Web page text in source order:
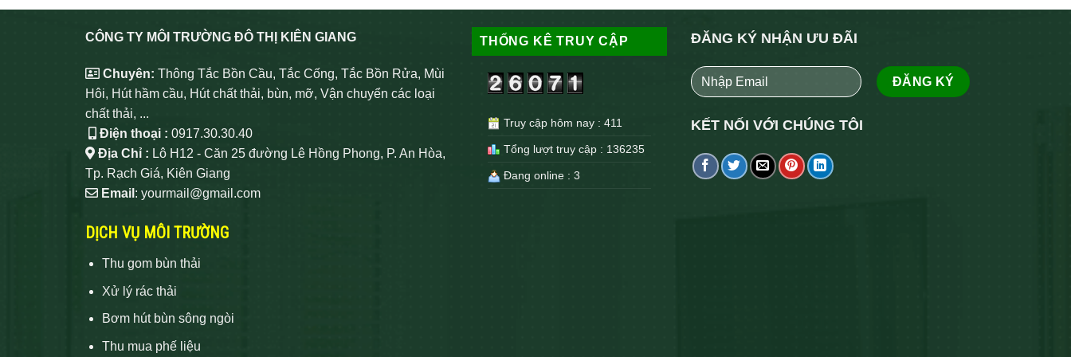
CÔNG TY MÔI TRƯỜNG ĐÔ THỊ KIÊN GIANG
Chuyên: Thông Tắc Bồn Cầu, Tắc Cống, Tắc Bồn Rửa, Mùi
Hôi, Hút hầm cầu, Hút chất thải, bùn, mỡ, Vận chuyển các loại
chất thải, ...
Điện thoại : 0917.30.30.40
Địa Chỉ : Lô H12 - Căn 25 đường Lê Hồng Phong, P. An Hòa,
Tp. Rạch Giá, Kiên Giang
Email : yourmail@gmail.com
DỊCH VỤ MÔI TRƯỜNG
Thu gom bùn thải
Xử lý rác thải
Bơm hút bùn sông ngòi
Thu mua phế liệu
THỐNG KÊ TRUY CẬP
Truy cập hôm nay : 411
Tổng lượt truy cập : 136235
Đang online : 3
ĐĂNG KÝ NHẬN ƯU ĐÃI
KẾT NỐI VỚI CHÚNG TÔI